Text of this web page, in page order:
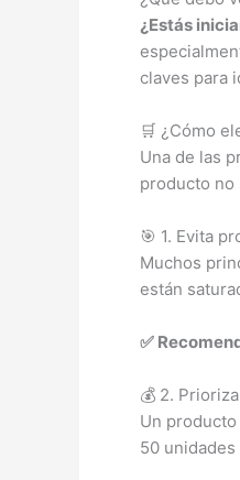
¿Estás
claves para
🛒 ¿Cómo
Una de las
producto no
🎯 1. Evita
Muchos
están
✅
💰 2.
Un
50